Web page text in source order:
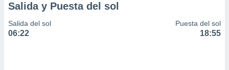
Salida y Puesta del sol
Salida del sol
06:22
Puesta del sol
18:55